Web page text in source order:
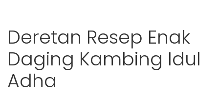
Deretan Resep Enak
Daging Kambing Idul
Adha